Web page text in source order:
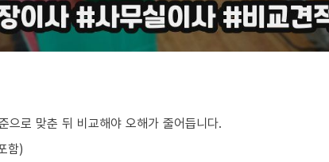
으로 맞춘 뒤 비교해야 오해가 줄어듭니다.
함)